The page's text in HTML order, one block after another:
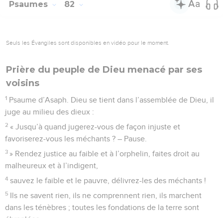
des champs s’en nourrissent.
17
Ta vigne est brûlée par le feu, elle est saccagée ; ton
visage menaçant provoque leur perte.
18 Que ta main soit sur l’homme qui est à ta droite, sur le fils
de l’homme que tu as toi-même fortifié !
19 Alors nous ne nous éloignerons plus de toi. Fais-nous
revivre et nous ferons appel à ton nom !
20 Eternel, Dieu de l’univers, relève-nous ! Fais briller ton
visage, et nous serons sauvés !